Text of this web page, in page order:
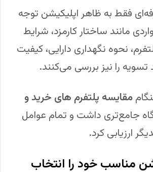
فقط به ظاهر اپلیکیشن توجه
مانند ساختار کارمزد، شرایط
نحوه نگهداری دارایی، کیفیت
تسویه را نیز بررسی می‌کنند.
مقایسه پلتفرم های خرید و
جامع‌تری داشت و تمام عوامل
ارزیابی کرد.
مناسب خود را انتخاب